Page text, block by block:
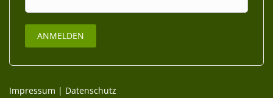
Impressum | Datenschutz